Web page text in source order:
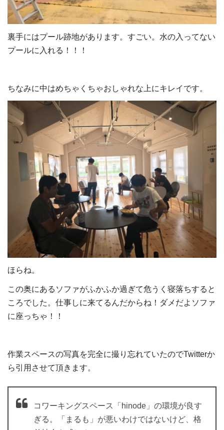
裏手にはプール跡地があります。すごい。水の入ってない
プールに入れる！！！
ちなみに中はめちゃくちゃおしゃれな上にキレイです。
ほらね。
この奥にあるソファがふかふか過ぎて危うく寝落ちすると
ころでした。仕事しに来てるんだからね！ダメだよソファ
に座っちゃ！！
作業スペースの写真を完全に撮り忘れていたのでTwitterか
ら引用させて頂きます。
コワーキングスペース「hinode」の環境が良す
ぎる。「まるも」が悪いわけではないけど、格